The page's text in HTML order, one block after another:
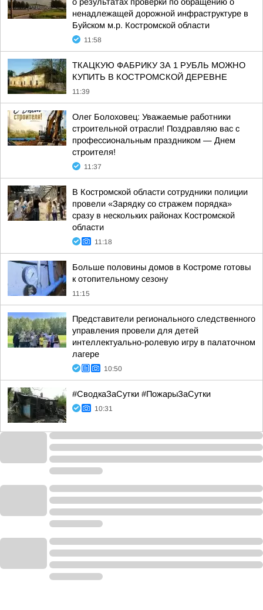
ненадлежащей дорожной инфраструктуре в
Буйском м.р. Костромской области
11:58
ТКАЦКУЮ ФАБРИКУ ЗА 1 РУБЛЬ МОЖНО
КУПИТЬ В КОСТРОМСКОЙ ДЕРЕВНЕ
11:39
Олег Болоховец: Уважаемые работники
строительной отрасли! Поздравляю вас с
профессиональным праздником — Днем
строителя!
11:37
В Костромской области сотрудники полиции
провели «Зарядку со стражем порядка»
сразу в нескольких районах Костромской
области
11:18
Больше половины домов в Костроме готовы
к отопительному сезону
11:15
Представители регионального следственного
управления провели для детей
интеллектуально-ролевую игру в палаточном
лагере
10:50
#СводкаЗаСутки #ПожарыЗаСутки
10:31